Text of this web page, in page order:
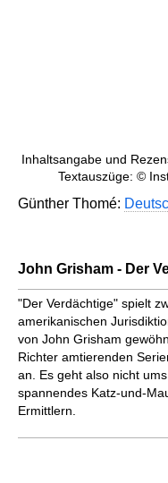
Inhaltsangabe und
Textauszüge: ©
Günther Thomé:
John Grisham - Der
"Der Verdächtige" spielt
amerikanischen
von John Grisham
Richter amtierenden
an. Es geht also nicht
spannendes Katz-und-
Ermittlern.